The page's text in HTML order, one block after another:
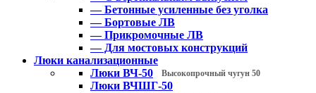
— Бетонные усиленные без уголка
— Бортовые ЛВ
— Прикромочные ЛВ
— Для мостовых конструкций
Люки канализационные
Люки ВЧ-50
Высокопрочный чугун 50
Люки ВЧШГ-50